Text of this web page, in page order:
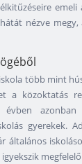
nézve
több mint
a közoktatás
azonban
gyerekek.
általános